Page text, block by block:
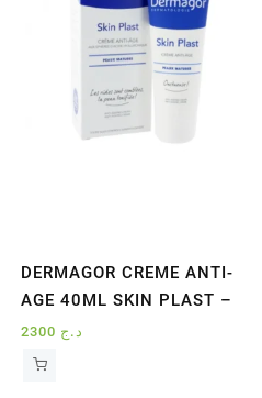
DERMAGOR CREME ANTI-
AGE 40ML SKIN PLAST –
د.ج